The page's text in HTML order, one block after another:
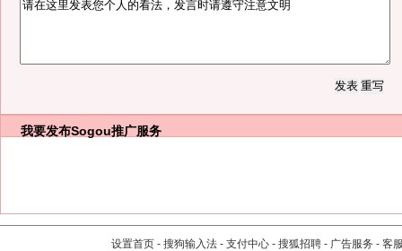
我要发布Sogou推广服务
设置首页 - 搜狗输入法 - 支付中心 - 搜狐招聘 - 广告服务 - 客